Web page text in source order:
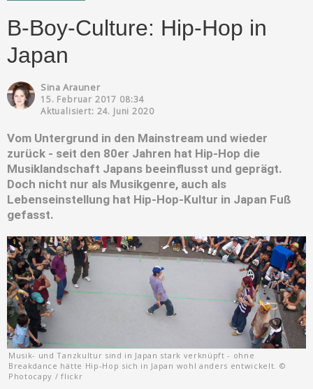
B-Boy-Culture: Hip-Hop in
Japan
Sina Arauner
15. Februar 2017 08:34
Aktualisiert: 24. Juni 2020
Vom Untergrund in den Mainstream und wieder
zurück - seit den 80er Jahren hat Hip-Hop die
Musiklandschaft Japans beeinflusst und geprägt.
Doch nicht nur als Musikgenre, auch als
Lebenseinstellung hat Hip-Hop-Kultur in Japan Fuß
gefasst.
Musik- und Tanzkultur sind in Japan stark verknüpft - ohne
Breakdance hätte Hip-Hop sich in Japan wohl anders entwickelt. ©
Photocapy / flickr